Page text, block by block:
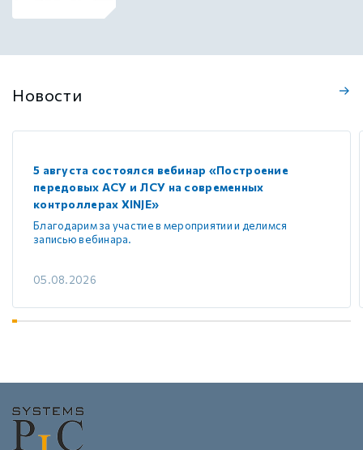
Новости
5 августа состоялся вебинар «Построение
передовых АСУ и ЛСУ на современных
контроллерах XINJE»
Благодарим за участие в мероприятии и делимся
записью вебинара.
05.08.2026